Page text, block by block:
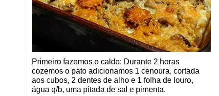
Primeiro fazemos o caldo: Durante 2 horas
cozemos o pato adicionamos 1 cenoura, cortada
aos cubos, 2 dentes de alho e 1 folha de louro,
água q/b, uma pitada de sal e pimenta.